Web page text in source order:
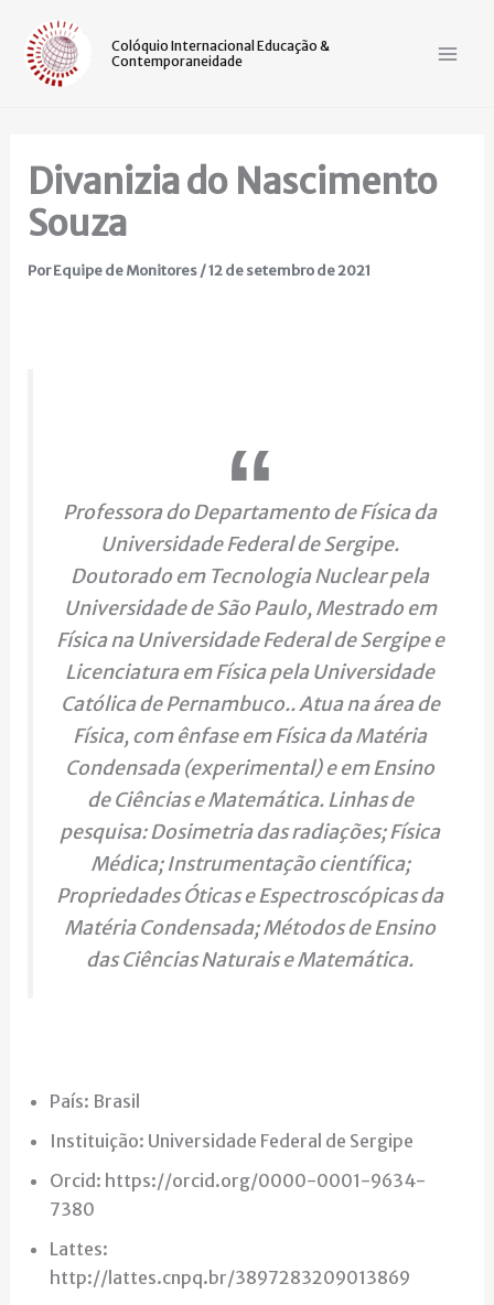
para
Colóquio Internacional Educação &
Contemporaneidade
Divanizia do Nascimento
Souza
PorEquipe de Monitores/12 de setembro de 2021
Professora do Departamento de Física da
Universidade Federal de Sergipe.
Doutorado em Tecnologia Nuclear pela
Universidade de São Paulo, Mestrado em
Física na Universidade Federal de Sergipe e
Licenciatura em Física pela Universidade
Católica de Pernambuco.. Atua na área de
Física, com ênfase em Física da Matéria
Condensada (experimental) e em Ensino
de Ciências e Matemática. Linhas de
pesquisa: Dosimetria das radiações; Física
Médica; Instrumentação científica;
Propriedades Óticas e Espectroscópicas da
Matéria Condensada; Métodos de Ensino
das Ciências Naturais e Matemática.
País: Brasil
Instituição: Universidade Federal de Sergipe
Orcid: https://orcid.org/0000-0001-9634-
7380
Lattes:
http://lattes.cnpq.br/3897283209013869